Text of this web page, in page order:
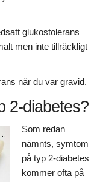
glukostolerans
men inte tillräckligt
när du var gravid.
2-diabetes?
Som redan
nämnts, symtom
på typ 2-diabetes
kommer ofta på